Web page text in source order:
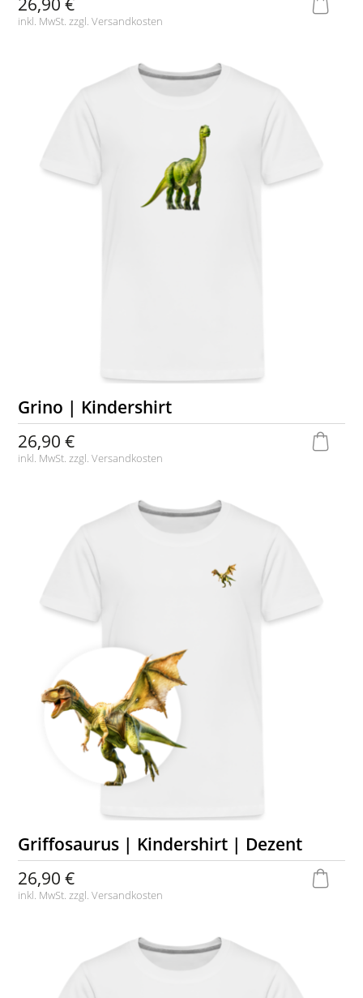
inkl. MwSt. zzgl.Versandkosten
Grino | Kindershirt
26,90 €
inkl. MwSt. zzgl.Versandkosten
Griffosaurus | Kindershirt | Dezent
26,90 €
inkl. MwSt. zzgl.Versandkosten